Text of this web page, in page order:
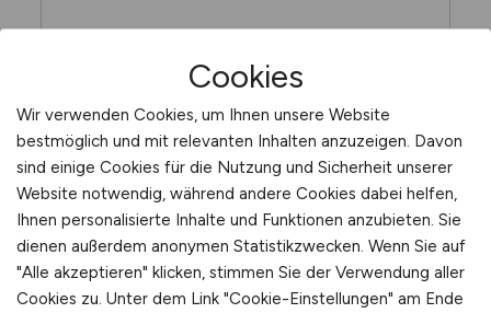
Cookies
Wir verwenden Cookies, um Ihnen unsere Website
bestmöglich und mit relevanten Inhalten anzuzeigen. Davon
sind einige Cookies für die Nutzung und Sicherheit unserer
Website notwendig, während andere Cookies dabei helfen,
Ihnen personalisierte Inhalte und Funktionen anzubieten. Sie
dienen außerdem anonymen Statistikzwecken. Wenn Sie auf
"Alle akzeptieren" klicken, stimmen Sie der Verwendung aller
Cookies zu. Unter dem Link "Cookie-Einstellungen" am Ende